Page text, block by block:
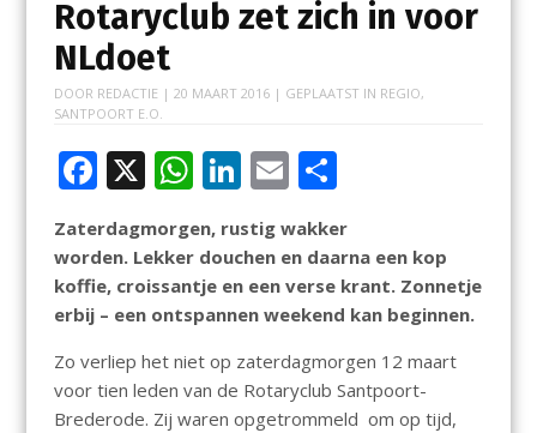
Rotaryclub zet zich in voor
NLdoet
DOOR REDACTIE | 20 MAART 2016| GEPLAATST IN REGIO,
SANTPOORT E.O.
F
ac
e
b
o
o
k
X W
at
s
A
p
p
Li
n
k
e
dI
n
E
m
ai
l
D
e
n
Zaterdagmorgen, rustig wakker
worden. Lekker douchen en daarna een kop
koffie, croissantje en een verse krant. Zonnetje
erbij – een ontspannen weekend kan beginnen.
Zo verliep het niet op zaterdagmorgen 12 maart
voor tien leden van de Rotaryclub Santpoort-
Brederode. Zij waren opgetrommeld om op tijd,